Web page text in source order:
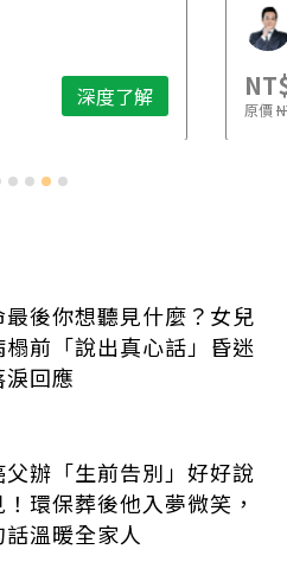
深度了解 原價
最後你想聽見什麼？女兒
榻前「說出真心話」昏迷
淚回應
父辦「生前告別」好好說
環保葬後他入夢微笑，
溫暖全家人